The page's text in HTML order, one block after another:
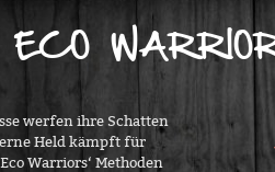
ECO
werfen ihre Schatten
Held kämpft für
Warriors‘ Methoden